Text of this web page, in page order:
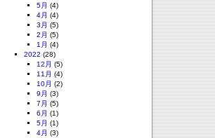
5月 (4)
4月 (4)
3月 (5)
2月 (5)
1月 (4)
2022 (28)
12月 (5)
11月 (4)
10月 (2)
9月 (3)
7月 (5)
6月 (1)
5月 (1)
4月 (3)